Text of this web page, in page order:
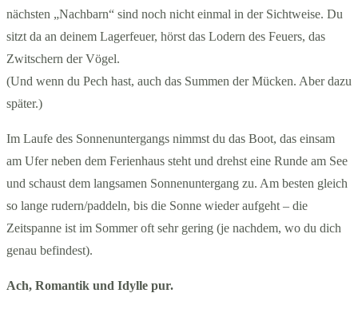
nächsten „Nachbarn“ sind noch nicht einmal in der Sichtweise. Du
sitzt da an deinem Lagerfeuer, hörst das Lodern des Feuers, das
Zwitschern der Vögel.
(Und wenn du Pech hast, auch das Summen der Mücken. Aber dazu
später.)
Im Laufe des Sonnenuntergangs nimmst du das Boot, das einsam
am Ufer neben dem Ferienhaus steht und drehst eine Runde am See
und schaust dem langsamen Sonnenuntergang zu. Am besten gleich
so lange rudern/paddeln, bis die Sonne wieder aufgeht – die
Zeitspanne ist im Sommer oft sehr gering (je nachdem, wo du dich
genau befindest).
Ach, Romantik und Idylle pur.